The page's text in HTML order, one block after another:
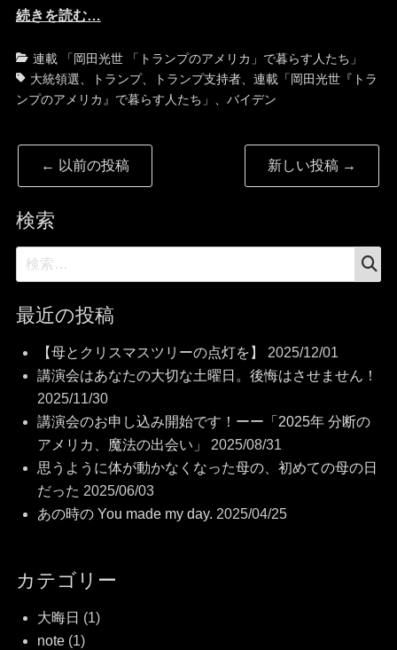
続きを読む…
カ
テ
ゴ
連載 「岡田光世 「トランプのアメリカ」で暮らす人たち」
グ
大統領選 トランプ、 トランプ支持者、 連載「岡田光世『トラ
ンプのアメリカ』で暮らす人たち」
バイデン
稿
ナ
ビ
ゲ
ー
シ
ョ
ン
← 以前の投稿 新しい投稿 →
検索
検
索:
最近の投稿
【母とクリスマスツリーの点灯を】
2025/12/01
講演会はあなたの大切な土曜日。後悔はさせません！
2025/11/30
講演会のお申し込み開始です！ーー「2025年 分断の
アメリカ、魔法の出会い」
2025/08/31
思うように体が動かなくなった母の、初めての母の日
だった 2025/06/03
あの時の You made my day. 2025/04/25
カテゴリー
大晦日 (1)
note(1)